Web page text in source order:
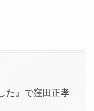
た』で窪田正孝